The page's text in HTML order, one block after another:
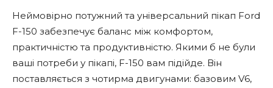
Неймовірно потужний та універсальний пікап Ford
F-150 забезпечує баланс між комфортом,
практичністю та продуктивністю. Якими б не були
ваші потреби у пікапі, F-150 вам підійде. Він
поставляється з чотирма двигунами: базовим V6,